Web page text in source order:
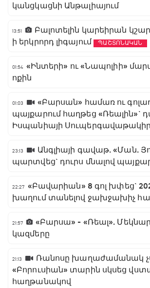
կանցկացնի Անթալիայում
13:51
Բալոտելին կարեիրան
ի երկրորդ լիգայում
ՊԱՇՏՈՆԱԿԱՆ
01:54 «Ինտերի» ու «Նապոլիի»
ոքին
01:03
«Բարսան» համառ ու
պայքարում հաղթեց «Ռեալին»`
Իսպանիայի Սուպերգավաթակիր
23:13
Անգլիայի գավաթ. «Ման.
պարտվեց` դուրս մնալով
22:27 «Բավարիան» 8 գոլ խփեց`
խաղում տանելով ջախջախիչ
21:57
«Բարսա» - «Ռեալ».
կազմերը
21:13
Ռանոսը խաղաժամանակ
«Բորուսիան» տարին սկսեց
հաղթանակով